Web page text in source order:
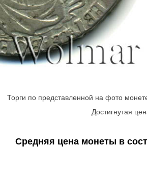
Торги по представленной на фото
Достигнутая
Средняя цена монеты в